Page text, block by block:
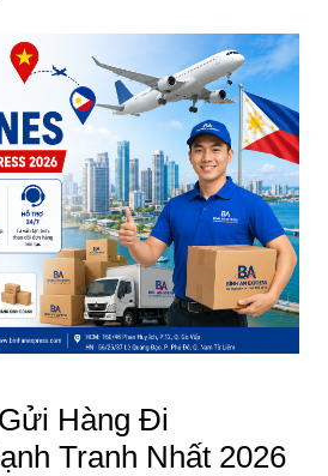
Hàng Đi
Tranh Nhất 2026